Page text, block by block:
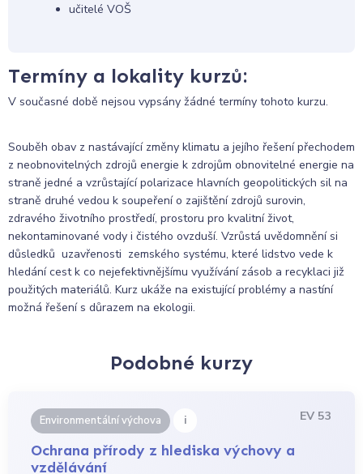
učitelé VOŠ
Termíny a lokality kurzů:
V současné době nejsou vypsány žádné termíny tohoto kurzu.
Souběh obav z nastávající změny klimatu a jejího řešení přechodem
z neobnovitelných zdrojů energie k zdrojům obnovitelné energie na
straně jedné a vzrůstající polarizace hlavních geopolitických sil na
straně druhé vedou k soupeření o zajištění zdrojů surovin,
zdravého životního prostředí, prostoru pro kvalitní život,
nekontaminované vody i čistého ovzduší. Vzrůstá uvědomnění si
důsledků uzavřenosti zemského systému, které lidstvo vede k
hledání cest k co nejefektivnějšímu využívání zásob a recyklaci již
použitých materiálů. Kurz ukáže na existující problémy a nastíní
možná řešení s důrazem na ekologii.
Podobné kurzy
Environmentální výchova i EV 53
Ochrana přírody z hlediska výchovy a
vzdělávání